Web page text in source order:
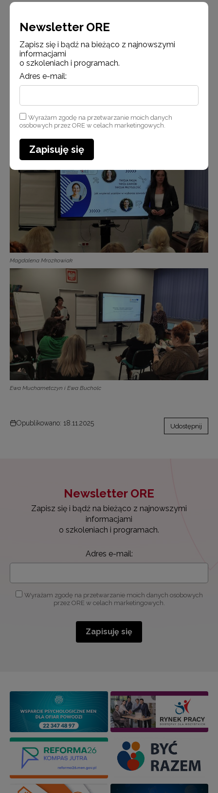
Uczestnicy szkolenia podczas pracy na warsztatach
Magdalena Mrozkowiak
Ewa Muchametczyn i Ewa Bucholc
Opublikowano: 18.11.2025 Udostępnij
Newsletter ORE
Zapisz się i bądź na bieżąco z najnowszymi
informacjami
o szkoleniach i programach.
Adres e-mail:
Wyrażam zgodę na przetwarzanie moich danych osobowych
przez ORE w celach marketingowych.
Zapisuję się
Newsletter ORE
Zapisz się i bądź na bieżąco z najnowszymi
informacjami
o szkoleniach i programach.
Adres e-mail:
Wyrażam zgodę na przetwarzanie moich danych
osobowych przez ORE w celach marketingowych.
Zapisuję się